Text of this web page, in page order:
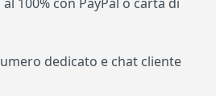
dedicato e chat cliente